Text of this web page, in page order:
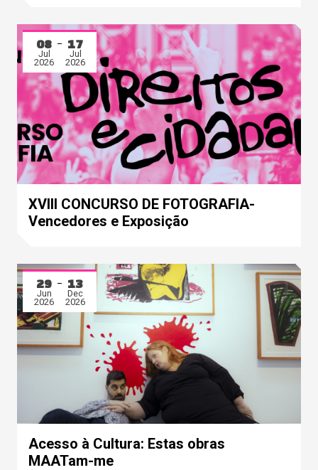
08
Jul
2026
17
Jul
2026
XVIII CONCURSO DE FOTOGRAFIA-
Vencedores e Exposição
29
Jun
2026
13
Dec
2026
Acesso à Cultura: Estas obras
MAATam-me